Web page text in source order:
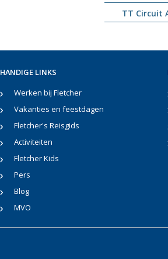
TT Circuit
HANDIGE LINKS
Werken bij Fletcher
Vakanties en feestdagen
Fletcher's Reisgids
Activiteiten
Fletcher Kids
Pers
Blog
MVO